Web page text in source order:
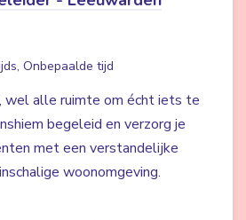
Onbepaalde tijd
wel alle ruimte om écht iets te
begeleid en verzorg je
met een verstandelijke
woonomgeving.